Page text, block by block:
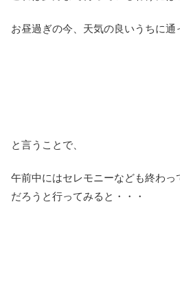
お昼過ぎの今、天気の良いうちに通
と言うことで、
午前中にはセレモニーなども終わっ
だろうと行ってみると・・・